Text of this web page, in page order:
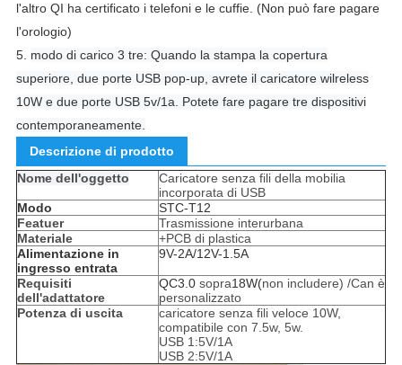
l'altro QI ha certificato i telefoni e le cuffie. (Non può fare pagare
l'orologio)
5. modo di carico 3 tre: Quando la stampa la copertura
superiore, due porte USB pop-up, avrete il caricatore wilreless
10W e due porte USB 5v/1a. Potete fare pagare tre dispositivi
contemporaneamente.
Descrizione di prodotto
Nome dell'oggetto
Caricatore senza fili della mobilia
incorporata di USB
Modo
STC-T12
Featuer
Trasmissione interurbana
Materiale
+PCB di plastica
Alimentazione in
ingresso entrata
9V-2A/12V-1.5A
Requisiti
dell'adattatore
QC3.0sopra18W(non includere) /Can è
personalizzato
Potenza di uscita
caricatore senza fili veloce 10W,
compatibile con 7.5w, 5w.
USB 1:5V/1A
USB 2:5V/1A